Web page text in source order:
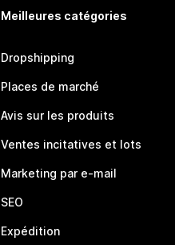
Meilleures catégories
Dropshipping
Places de marché
Avis sur les produits
Ventes incitatives et lots
Marketing par e-mail
SEO
Expédition